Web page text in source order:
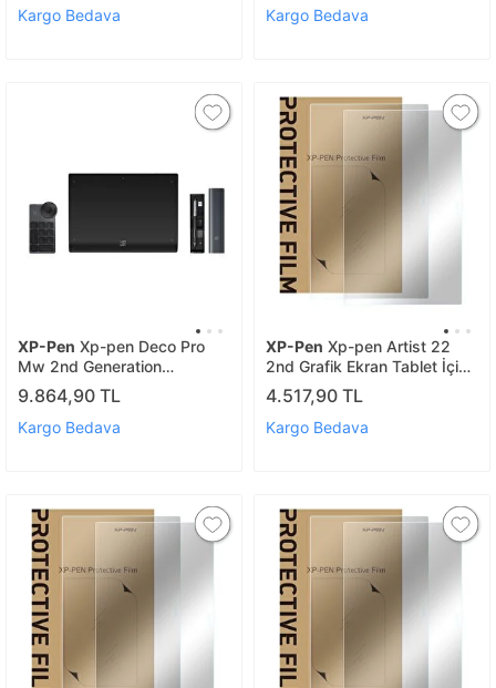
Kargo Bedava Kargo Bedava
XP-Pen Xp-pen Deco Pro
Mw 2nd Generation
Bluetooth Kablosuz Grafik
Tablet Medium
9.864,90 TL
Kargo Bedava
XP-Pen Xp-pen Artist 22
2nd Grafik Ekran Tablet İçin
Koruyucu Film 2 Adet
4.517,90 TL
Kargo Bedava